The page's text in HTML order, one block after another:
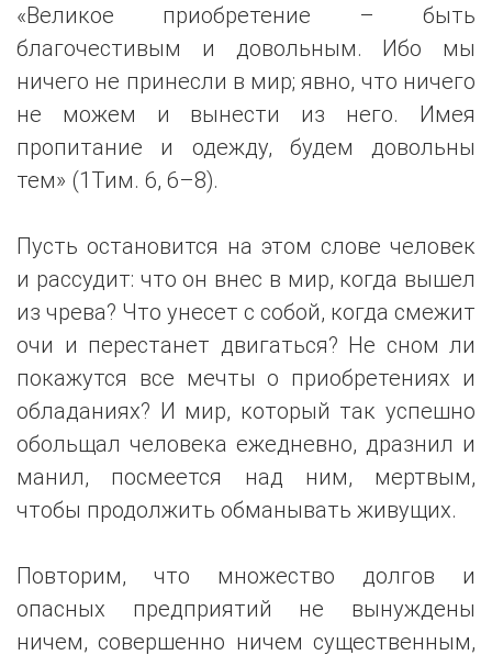
«Великое приобретение – быть
благочестивым и довольным. Ибо мы
ничего не принесли в мир; явно, что ничего
не можем и вынести из него. Имея
пропитание и одежду, будем довольны
тем» (1Тим. 6, 6–8).
Пусть остановится на этом слове человек
и рассудит: что он внес в мир, когда вышел
из чрева? Что унесет с собой, когда смежит
очи и перестанет двигаться? Не сном ли
покажутся все мечты о приобретениях и
обладаниях? И мир, который так успешно
обольщал человека ежедневно, дразнил и
манил, посмеется над ним, мертвым,
чтобы продолжить обманывать живущих.
Повторим, что множество долгов и
опасных предприятий не вынуждены
ничем, совершенно ничем существенным,